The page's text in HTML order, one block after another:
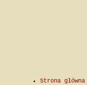
Strona główna